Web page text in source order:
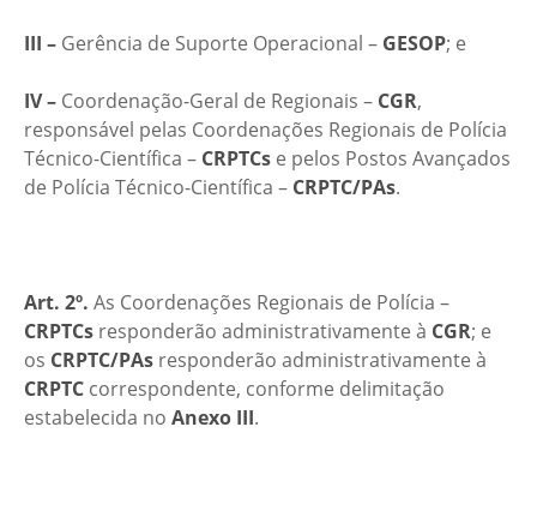
III – Gerência de Suporte Operacional – GESOP; e
IV – Coordenação-Geral de Regionais – CGR,
responsável pelas Coordenações Regionais de Polícia
Técnico-Científica – CRPTCs e pelos Postos Avançados
de Polícia Técnico-Científica – CRPTC/PAs.
Art. 2º. As Coordenações Regionais de Polícia –
CRPTCs responderão administrativamente à CGR; e
os CRPTC/PAs responderão administrativamente à
CRPTC correspondente, conforme delimitação
estabelecida no Anexo III.